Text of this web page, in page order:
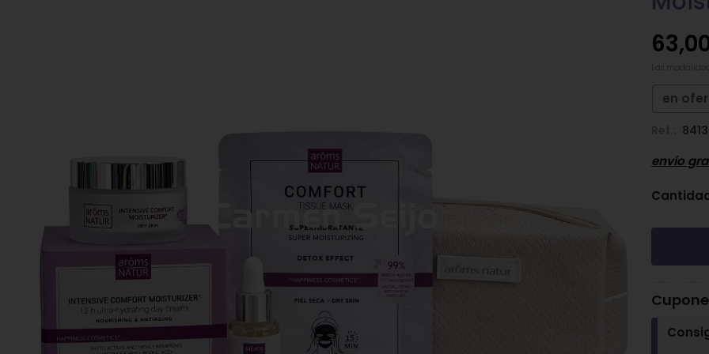
en
envío